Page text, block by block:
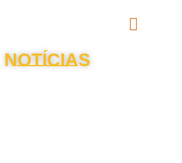
NOTÍCIAS